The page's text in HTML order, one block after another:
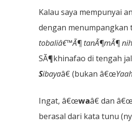
Kalau saya mempunyai
dengan menumpangkan
tobaliâ€™Ã¶ tanÃ¶mÃ¶
SÃ¶khinafao di tengah
Sibayaâ€ (bukan â€œ
Ingat, â€œwaâ€ dan â€œ
berasal dari kata tunu